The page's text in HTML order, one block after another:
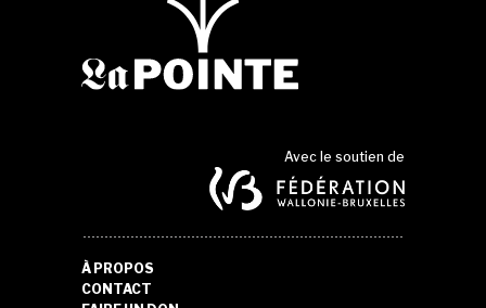
Avec le soutien de
À PROPOS
CONTACT